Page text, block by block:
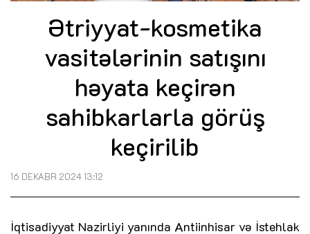
Ətriyyat-kosmetika
vasitələrinin satışını
həyata keçirən
sahibkarlarla görüş
keçirilib
16 DEKABR 2024 13:12
İqtisadiyyat Nazirliyi yanında Antiinhisar və İstehlak